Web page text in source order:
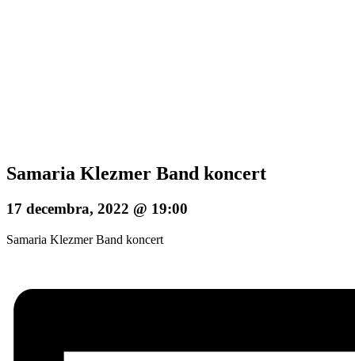
Samaria Klezmer Band koncert
17 decembra, 2022 @ 19:00
Samaria Klezmer Band koncert